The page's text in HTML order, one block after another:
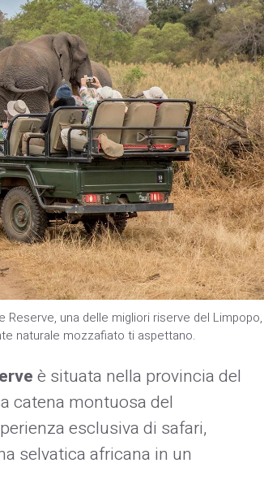
Reserve, una delle migliori riserve del Limpopo,
naturale mozzafiato ti aspettano.
è situata nella provincia del
catena montuosa del
esclusiva di safari,
selvatica africana in un